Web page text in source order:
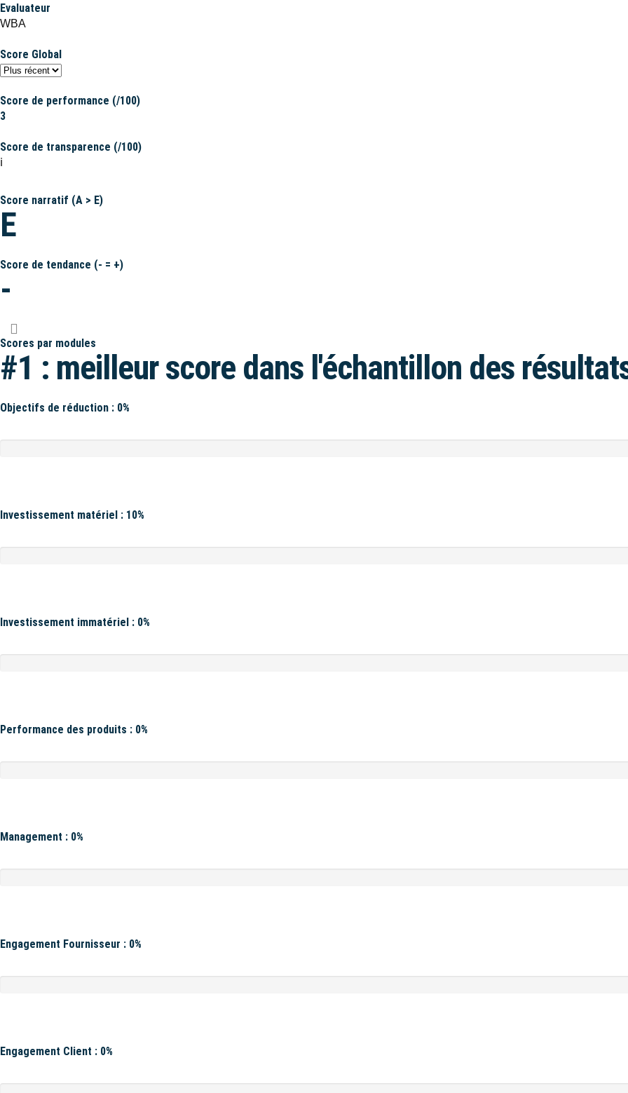
Evaluateur
WBA
Score Global
Score de performance (/100)
3
Score de transparence (/100)
ℹ️
Score narratif (A > E)
E
Score de tendance (- = +)
-
Scores par modules
#1 : meilleur score dans l'échantillon des
Objectifs de réduction : 0%
Investissement matériel : 10%
Investissement immatériel : 0%
Performance des produits : 0%
Management : 0%
Engagement Fournisseur : 0%
Engagement Client : 0%